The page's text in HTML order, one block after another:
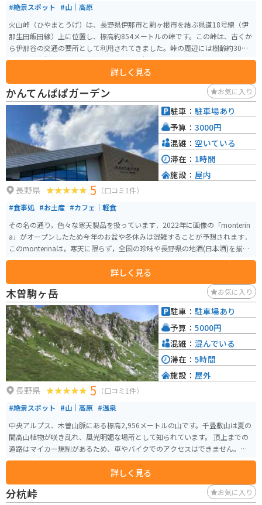
#絶景スポット #山｜高原
火山峠（ひやまとうげ）は、長野県伊那市と駒ヶ根市を結ぶ県道18号線（伊
那生田飯田線）上に位置し、標高約854メートルの峠です。この峠は、古くか
ら伊那谷の交通の要所として利用されてきました。峠の周辺には樹齢約300年
とされる老松があり、その根元には俳人・松尾芭蕉の句碑が建てられていま
す。この句碑は明治時代初期に建立され、歴史的な趣を感じさせます。 程よ
いコーナーと直線がつづき、バイクやスポーツカーで走るのに最高の道です。
秋は広葉樹の紅葉が綺麗です。オープンカーでの走行はとても気持ちの良い
道です。峠からは南アルプスの美しい景観を望むことができ、四季折々の自然
を満喫できるスポットとして親しまれています。
詳しく見る
かんてんぱぱガーデン お気に入り
長野県 5 （口コミ1件）
#食事処 #お土産 #カフェ｜軽食
その名の通り，色々な寒天製品を扱っています．2022年に画像の「monterin
a」がオープンしたため今年のお盆や冬休みは混雑することが予想されます．
このmonterinaは，寒天に限らず，全国の珍味や長野県の地酒(日本酒)を揃え
ており，どんな世代の方にも楽しんでいただけると思います．地方の意外な
珍味に出会えるかもしれません．詳しく見る
駐車： 駐車場あり
予算： 3000円
混雑： 空いている
滞在： 1時間
施設： 屋内
木曽駒ヶ岳 お気に入り
長野県 5 （口コミ1件）
#絶景スポット #山｜高原 #温泉
中央アルプス、木曽山脈にある標高2,956メートルの山です。千畳敷山は夏の
間高山植物が咲き乱れ、風光明媚な場所として知られています。 頂上までの
道路はマイカー規制があるため、車やバイクでのアクセスはできません。途
中の菅の台バスセンターから路線バスに乗り、その後ロープウェイで頂上ま
詳しく見る
駐車： 駐車場あり
予算： 5000円
混雑： 混んでいる
滞在： 5時間
施設： 屋外
分杭峠 お気に入り